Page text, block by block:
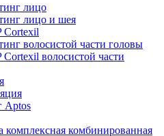
лицо
лицо и шея
Cortexil
волосистой части головы
Cortexil волосистой части
Aptos
комплексная комбинированная